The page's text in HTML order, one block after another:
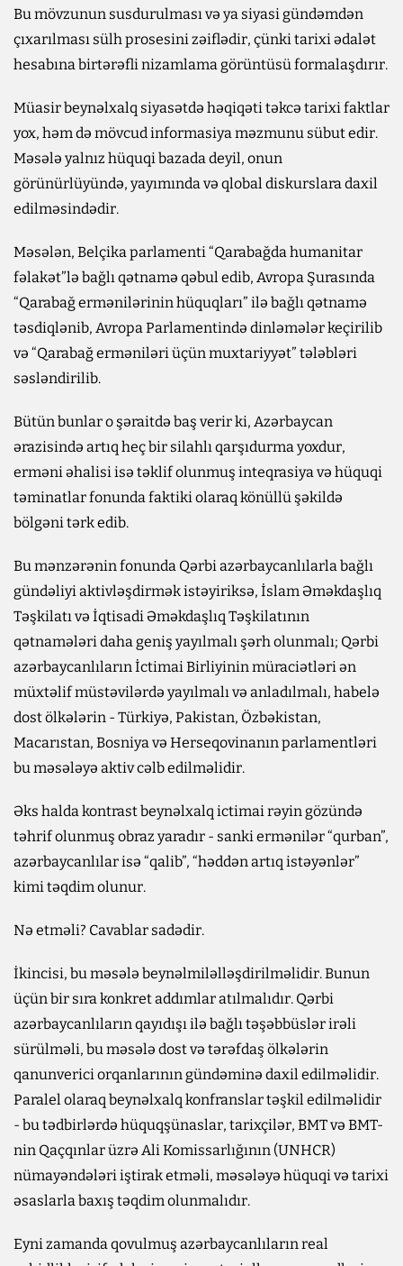
Bu mövzunun susdurulması və ya siyasi gündəmdən
çıxarılması sülh prosesini zəiflədir, çünki tarixi ədalət
hesabına birtərəfli nizamlama görüntüsü formalaşdırır.
Müasir beynəlxalq siyasətdə həqiqəti təkcə tarixi faktlar
yox, həm də mövcud informasiya məzmunu sübut edir.
Məsələ yalnız hüquqi bazada deyil, onun
görünürlüyündə, yayımında və qlobal diskurslara daxil
edilməsindədir.
Məsələn, Belçika parlamenti “Qarabağda humanitar
fəlakət”lə bağlı qətnamə qəbul edib, Avropa Şurasında
“Qarabağ ermənilərinin hüquqları” ilə bağlı qətnamə
təsdiqlənib, Avropa Parlamentində dinləmələr keçirilib
və “Qarabağ erməniləri üçün muxtariyyət” tələbləri
səsləndirilib.
Bütün bunlar o şəraitdə baş verir ki, Azərbaycan
ərazisində artıq heç bir silahlı qarşıdurma yoxdur,
erməni əhalisi isə təklif olunmuş inteqrasiya və hüquqi
təminatlar fonunda faktiki olaraq könüllü şəkildə
bölgəni tərk edib.
Bu mənzərənin fonunda Qərbi azərbaycanlılarla bağlı
gündəliyi aktivləşdirmək istəyiriksə, İslam Əməkdaşlıq
Təşkilatı və İqtisadi Əməkdaşlıq Təşkilatının
qətnamələri daha geniş yayılmalı şərh olunmalı; Qərbi
azərbaycanlıların İctimai Birliyinin müraciətləri ən
müxtəlif müstəvilərdə yayılmalı və anladılmalı, habelə
dost ölkələrin - Türkiyə, Pakistan, Özbəkistan,
Macarıstan, Bosniya və Herseqovinanın parlamentləri
bu məsələyə aktiv cəlb edilməlidir.
Əks halda kontrast beynəlxalq ictimai rəyin gözündə
təhrif olunmuş obraz yaradır - sanki ermənilər “qurban”,
azərbaycanlılar isə “qalib”, “həddən artıq istəyənlər”
kimi təqdim olunur.
Nə etməli? Cavablar sadədir.
İkincisi, bu məsələ beynəlmiləlləşdirilməlidir. Bunun
üçün bir sıra konkret addımlar atılmalıdır. Qərbi
azərbaycanlıların qayıdışı ilə bağlı təşəbbüslər irəli
sürülməli, bu məsələ dost və tərəfdaş ölkələrin
qanunverici orqanlarının gündəminə daxil edilməlidir.
Paralel olaraq beynəlxalq konfranslar təşkil edilməlidir
- bu tədbirlərdə hüquqşünaslar, tarixçilər, BMT və BMT-
nin Qaçqınlar üzrə Ali Komissarlığının (UNHCR)
nümayəndələri iştirak etməli, məsələyə hüquqi və tarixi
əsaslarla baxış təqdim olunmalıdır.
Eyni zamanda qovulmuş azərbaycanlıların real